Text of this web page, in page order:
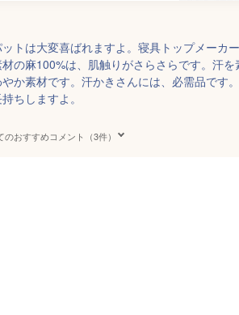
トは大変喜ばれますよ。寝具トップメーカ
の麻100%は、肌触りがさらさらです。汗を
か素材です。汗かきさんには、必需品です
ちしますよ。
のおすすめコメント（3件）